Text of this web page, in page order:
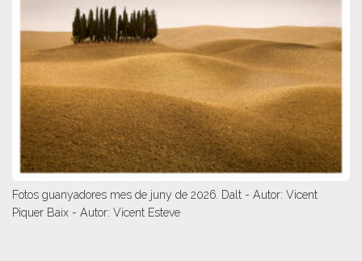
Fotos guanyadores mes de juny de 2026. Dalt - Autor: Vicent
Piquer Baix - Autor: Vicent Esteve